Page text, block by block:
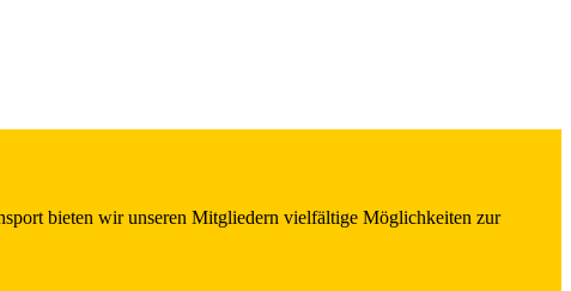
bieten wir unseren Mitgliedern vielfältige Möglichkeiten zur